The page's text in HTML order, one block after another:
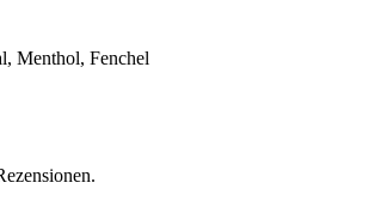
Menthol, Fenchel